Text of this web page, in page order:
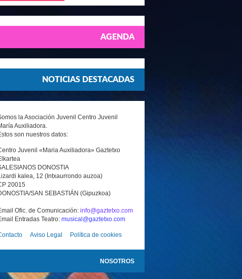
AGENDA
NOTICIAS DESTACADAS
la Asociación Juvenil Centro Juvenil
Auxiliadora.
son nuestros datos:
Juvenil «Maria Auxiliadora» Gaztetxo
DONOSTIA
kalea, 12 (Intxaurrondo auzoa)
20015
SAN SEBASTIÁN (Gipuzkoa)
Ofic. de Comunicación: info@gaztetxo.com
Entradas Teatro: musical@gaztetxo.com
Aviso Legal Política de cookies
NOSOTROS